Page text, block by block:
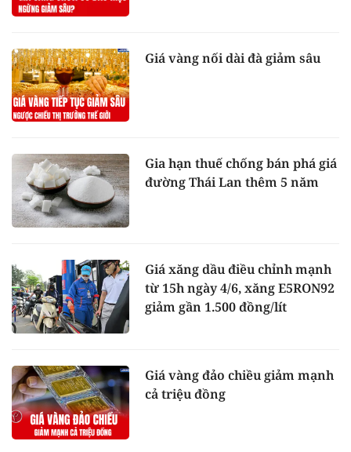
Giá vàng nối dài đà giảm sâu
Gia hạn thuế chống bán phá giá
đường Thái Lan thêm 5 năm
Giá xăng dầu điều chỉnh mạnh
từ 15h ngày 4/6, xăng E5RON92
giảm gần 1.500 đồng/lít
Giá vàng đảo chiều giảm mạnh
cả triệu đồng